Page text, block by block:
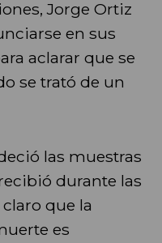
Jorge Ortiz
en sus
aclarar que se
se trató de un
las muestras
durante las
que la
es